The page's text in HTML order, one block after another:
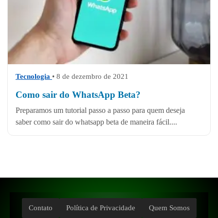
Tecnologia • 8 de dezembro de 2021
Como sair do WhatsApp Beta?
Preparamos um tutorial passo a passo para quem deseja
saber como sair do whatsapp beta de maneira fácil....
Contato Política de Privacidade Quem Somos